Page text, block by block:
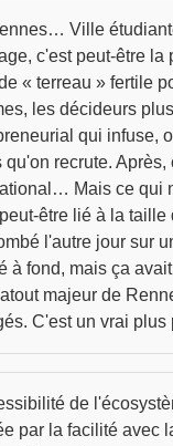
Ville
c'est peut-être
« terreau » fertile
les décideurs
qui infuse,
qu'on recrute.
Mais ce qui
être lié à la
l'autre jour sur
à fond, mais ça
majeur de
C'est un vrai
de
par la facilité avec